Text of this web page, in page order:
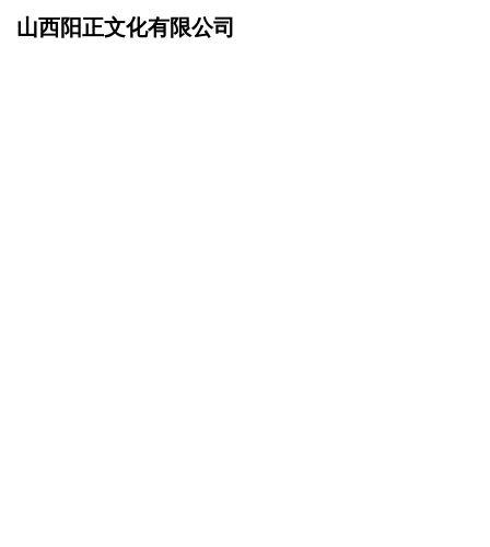
山西阳正文化有限公司